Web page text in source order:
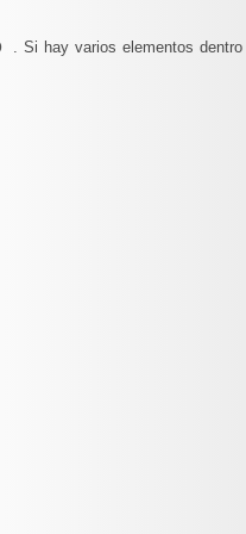
. Si hay varios elementos